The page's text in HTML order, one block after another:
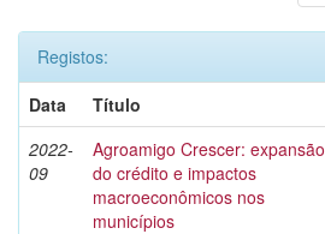
Registos:
Data
Título
2022-
09
Agroamigo Crescer: expansão
do crédito e impactos
macroeconômicos nos
municípios